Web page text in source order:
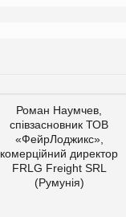
Роман Наумчев,
співзасновник ТОВ
«ФейрЛоджикс»,
комерційний директор
FRLG Freight SRL
(Румунія)